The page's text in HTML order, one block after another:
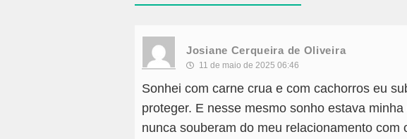
Josiane Cerqueira de Oliveira
11 de maio de 2025 06:46
Sonhei com carne crua e com cachorros eu
proteger. E nesse mesmo sonho estava
nunca souberam do meu relacionamento com